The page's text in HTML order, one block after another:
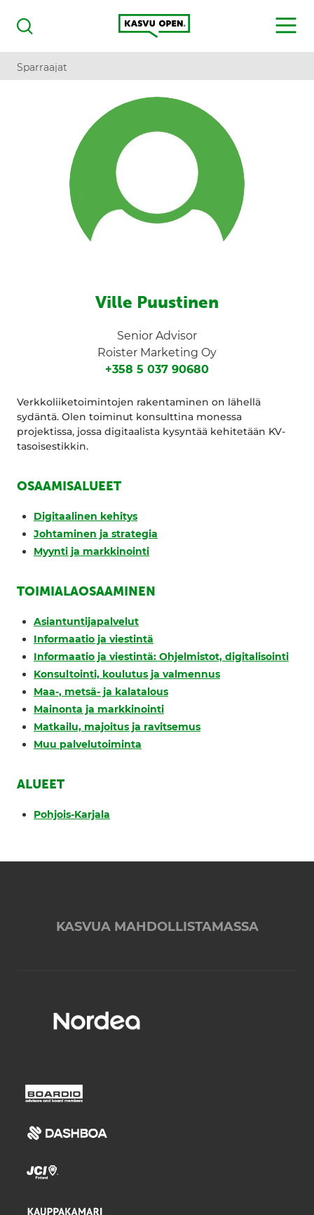
Haku
Kasvu Open
MENU
Sparraajat
Ville Puustinen
Senior Advisor
Roister Marketing Oy
+358 5 037 90680
Verkkoliiketoimintojen rakentaminen on lähellä
sydäntä. Olen toiminut konsulttina monessa
projektissa, jossa digitaalista kysyntää kehitetään KV-
tasoisestikkin.
OSAAMISALUEET
Digitaalinen kehitys
Johtaminen ja strategia
Myynti ja markkinointi
TOIMIALAOSAAMINEN
Asiantuntijapalvelut
Informaatio ja viestintä
Informaatio ja viestintä: Ohjelmistot, digitalisointi
Konsultointi, koulutus ja valmennus
Maa-, metsä- ja kalatalous
Mainonta ja markkinointi
Matkailu, majoitus ja ravitsemus
Muu palvelutoiminta
ALUEET
Pohjois-Karjala
KASVUA MAHDOLLISTAMASSA